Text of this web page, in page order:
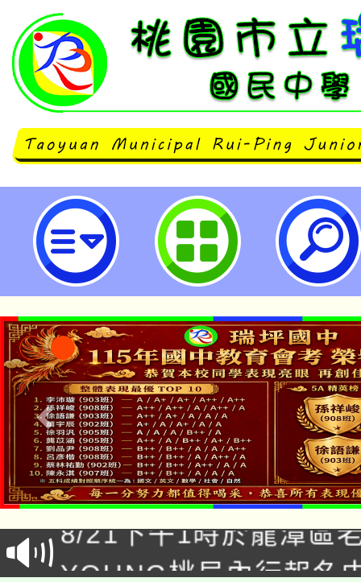
桃園市立瑞坪國民中學
「本色祭」8/29、30在
場熱烈登場!
徵才活動。
YOUNG桃局內行報名